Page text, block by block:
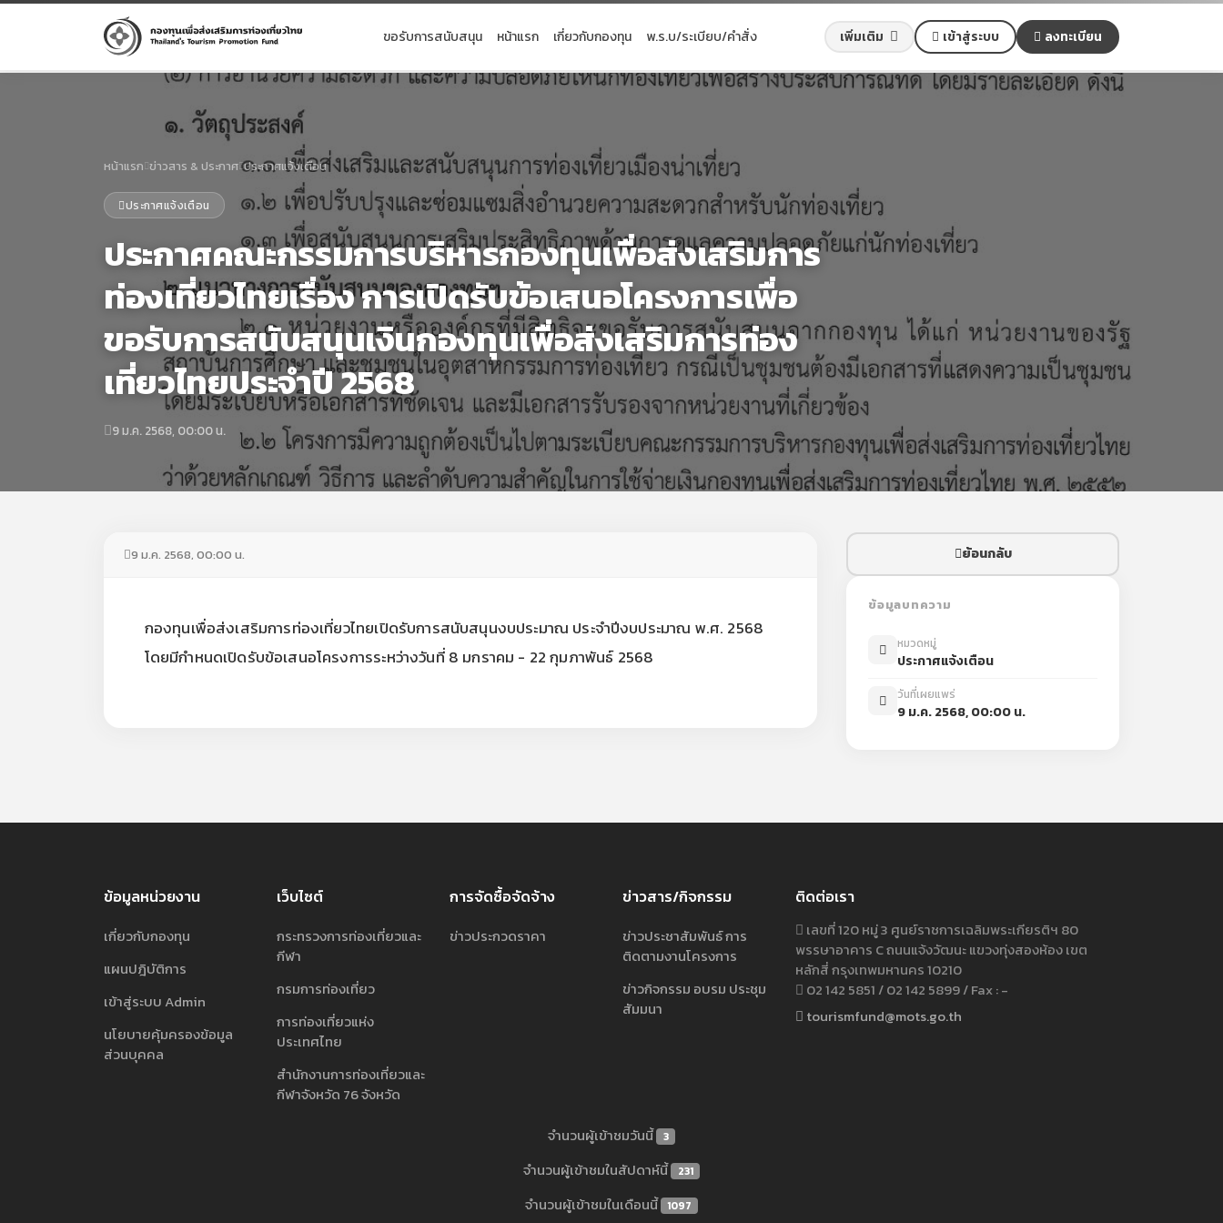
ขอรับการสนับสนุน หน้าแรก เกี่ยวกับกองทุน พ.ร.บ/ระเบียบ/คำสั่ง เพิ่มเติม เข้าสู่ระบบ ลงทะเบียน
หน้าแรก ข่าวสาร & ประกาศ ประกาศแจ้งเตือน
ประกาศแจ้งเตือน
ประกาศคณะกรรมการบริหารกองทุนเพื่อส่งเสริมการ
ท่องเที่ยวไทยเรื่อง การเปิดรับข้อเสนอโครงการเพื่อ
ขอรับการสนับสนุนเงินกองทุนเพื่อส่งเสริมการท่อง
เที่ยวไทยประจำปี 2568
9 ม.ค. 2568, 00:00 น.
9 ม.ค. 2568, 00:00 น.
กองทุนเพื่อส่งเสริมการท่องเที่ยวไทยเปิดรับการสนับสนุนงบประมาณ ประจำปีงบประมาณ พ.ศ. 2568
โดยมีกำหนดเปิดรับข้อเสนอโครงการระหว่างวันที่ 8 มกราคม - 22 กุมภาพันธ์ 2568
ย้อนกลับ
ข้อมูลบทความ
หมวดหมู่
ประกาศแจ้งเตือน
วันที่เผยแพร่
9 ม.ค. 2568, 00:00 น.
ข้อมูลหน่วยงาน
เกี่ยวกับกองทุน
แผนปฎิบัติการ
เข้าสู่ระบบ Admin
นโยบายคุ้มครองข้อมูล
ส่วนบุคคล
เว็บไซต์
กระทรวงการท่องเที่ยวและ
กีฬา
กรมการท่องเที่ยว
การท่องเที่ยวแห่ง
ประเทศไทย
สำนักงานการท่องเที่ยวและ
กีฬาจังหวัด 76 จังหวัด
การจัดซื้อจัดจ้าง
ข่าวประกวดราคา
ข่าวสาร/กิจกรรม
ข่าวประชาสัมพันธ์ การ
ติดตามงานโครงการ
ข่าวกิจกรรม อบรม ประชุม
สัมมนา
ติดต่อเรา
เลขที่ 120 หมู่ 3 ศูนย์ราชการเฉลิมพระเกียรติฯ 80
พรรษาอาคาร C ถนนแจ้งวัฒนะ แขวงทุ่งสองห้อง เขต
หลักสี่ กรุงเทพมหานคร 10210
02 142 5851 / 02 142 5899 / Fax : -
tourismfund@mots.go.th
จำนวนผู้เข้าชมวันนี้ 3
จำนวนผู้เข้าชมในสัปดาห์นี้ 231
จำนวนผู้เข้าชมในเดือนนี้ 1097